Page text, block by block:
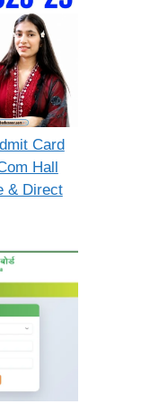
Card
Hall
& Direct